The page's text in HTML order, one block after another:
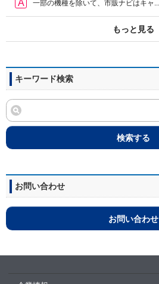
一部の機種を除いて、市販ナビはキャ...
もっと見る
キーワード検索
検索する
お問い合わせ
お問い合わせ